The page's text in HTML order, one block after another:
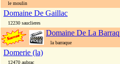
le moulin
Domaine De Gaillac
12230 sauclieres
Domaine De La
la barraque
Domerie (la)
12470 aubrac